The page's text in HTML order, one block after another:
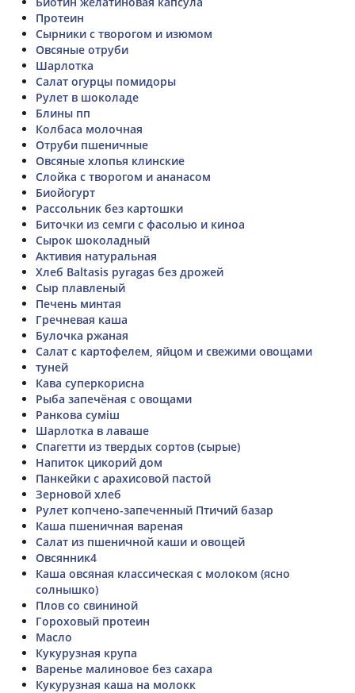
Протеин
Сырники с творогом и изюмом
Овсяные отруби
Шарлотка
Салат огурцы помидоры
Рулет в шоколаде
Блины пп
Колбаса молочная
Отруби пшеничные
Овсяные хлопья клинские
Слойка с творогом и ананасом
Биойогурт
Рассольник без картошки
Биточки из семги с фасолью и киноа
Сырок шоколадный
Активия натуральная
Хлеб Baltasis pyragas без дрожей
Сыр плавленый
Печень минтая
Гречневая каша
Булочка ржаная
Салат с картофелем, яйцом и свежими овощами
туней
Кава суперкорисна
Рыба запечёная с овощами
Ранкова суміш
Шарлотка в лаваше
Спагетти из твердых сортов (сырые)
Напиток цикорий дом
Панкейки с арахисовой пастой
Зерновой хлеб
Рулет копчено-запеченный Птичий базар
Каша пшеничная вареная
Салат из пшеничной каши и овощей
Овсянник4
Каша овсяная классическая с молоком (ясно
солнышко)
Плов со свининой
Гороховый протеин
Масло
Кукурузная крупа
Варенье малиновое без сахара
Кукурузная каша на молокк